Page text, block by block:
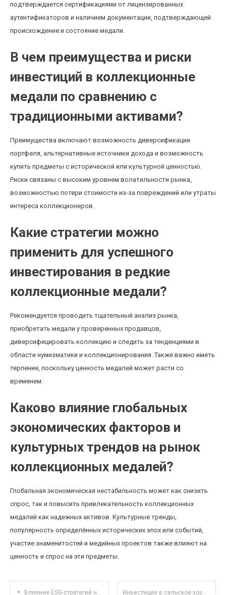
подтверждается сертификациями от лицензированных
аутентификаторов и наличием документации, подтверждающей
происхождение и состояние медали.
В чем преимущества и риски
инвестиций в коллекционные
медали по сравнению с
традиционными активами?
Преимущества включают возможность диверсификации
портфеля, альтернативные источники дохода и возможность
купить предметы с исторической или культурной ценностью.
Риски связаны с высоким уровнем волатильности рынка,
возможностью потери стоимости из-за повреждений или утраты
интереса коллекционеров.
Какие стратегии можно
применить для успешного
инвестирования в редкие
коллекционные медали?
Рекомендуется проводить тщательный анализ рынка,
приобретать медали у проверенных продавцов,
диверсифицировать коллекцию и следить за тенденциями в
области нумизматики и коллекционирования. Также важно иметь
терпение, поскольку ценность медалей может расти со
временем.
Каково влияние глобальных
экономических факторов и
культурных трендов на рынок
коллекционных медалей?
Глобальная экономическая нестабильность может как снизить
спрос, так и повысить привлекательность коллекционных
медалей как надежных активов. Культурные тренды,
популярность определённых исторических эпох или событий,
участие знаменитостей и медийных проектов также влияют на
ценность и спрос на эти предметы.
Влияние ESG-стратегий на доходность и устойчивость паевых инвестиционных фондов Инвестиции в сельское хозяйство: современные технологии и реальный опыт фермеров